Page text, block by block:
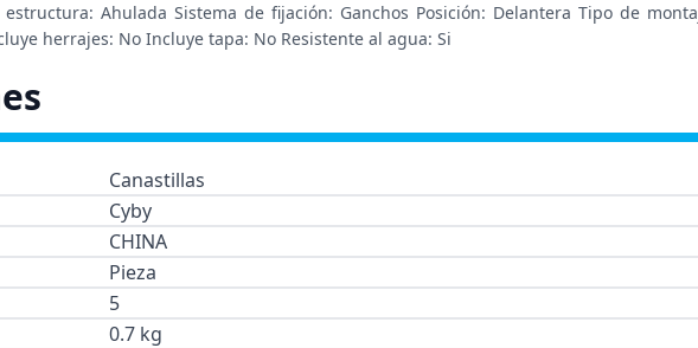
Ahulada Sistema de fijación: Ganchos Posición: Delantera Tipo de
herrajes: No Incluye tapa: No Resistente al agua: Si
Canastillas
Cyby
CHINA
Pieza
5
0.7 kg